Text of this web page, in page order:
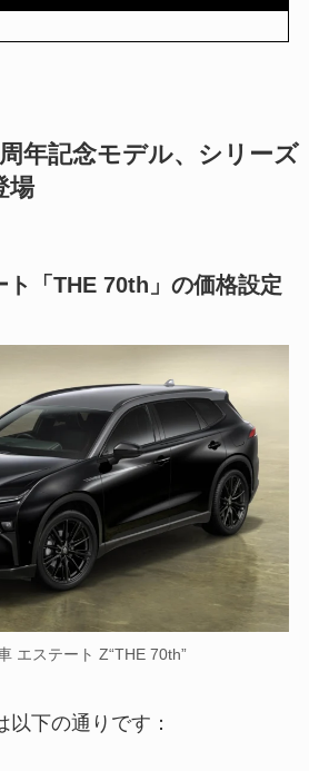
年記念モデル、シリーズ
場
ト「THE 70th」の価格設定
エステート Z“THE 70th”
下の通りです：